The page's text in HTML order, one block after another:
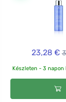
23,28 €
Készleten - 3